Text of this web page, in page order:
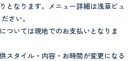
となります。メニュー詳細は浅草ビュ
さい。
ついては現地でのお支払いとなりま
スタイル・内容・お時間が変更になる